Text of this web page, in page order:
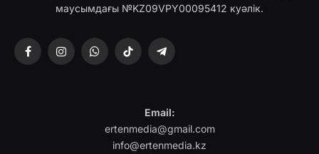
маусымдағы №KZ09VPY00095412 куәлік.
FacebookInstagramWhatsAppTikTok Telegram
Email:
ertenmedia@gmail.com
info@ertenmedia.kz